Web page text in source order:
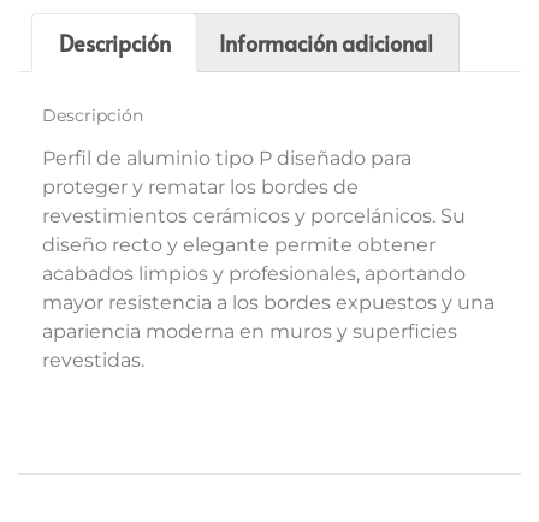
Descripción Información adicional
Descripción
Perfil de aluminio tipo P diseñado para
proteger y rematar los bordes de
revestimientos cerámicos y porcelánicos. Su
diseño recto y elegante permite obtener
acabados limpios y profesionales, aportando
mayor resistencia a los bordes expuestos y una
apariencia moderna en muros y superficies
revestidas.